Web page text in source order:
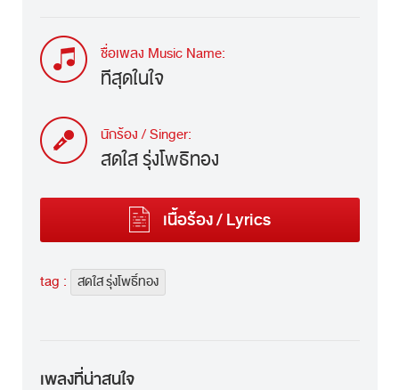
ชื่อเพลง Music Name:
ที่สุดในใจ
นักร้อง / Singer:
สดใส รุ่งโพธิ์ทอง
เนื้อร้อง / Lyrics
tag : สดใส รุ่งโพธิ์ทอง
เพลงที่น่าสนใจ